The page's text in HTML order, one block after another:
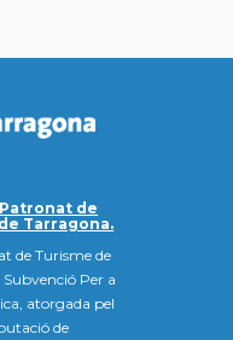
de
Tarragona.
de Turisme de
Per a
atorgada pel
de